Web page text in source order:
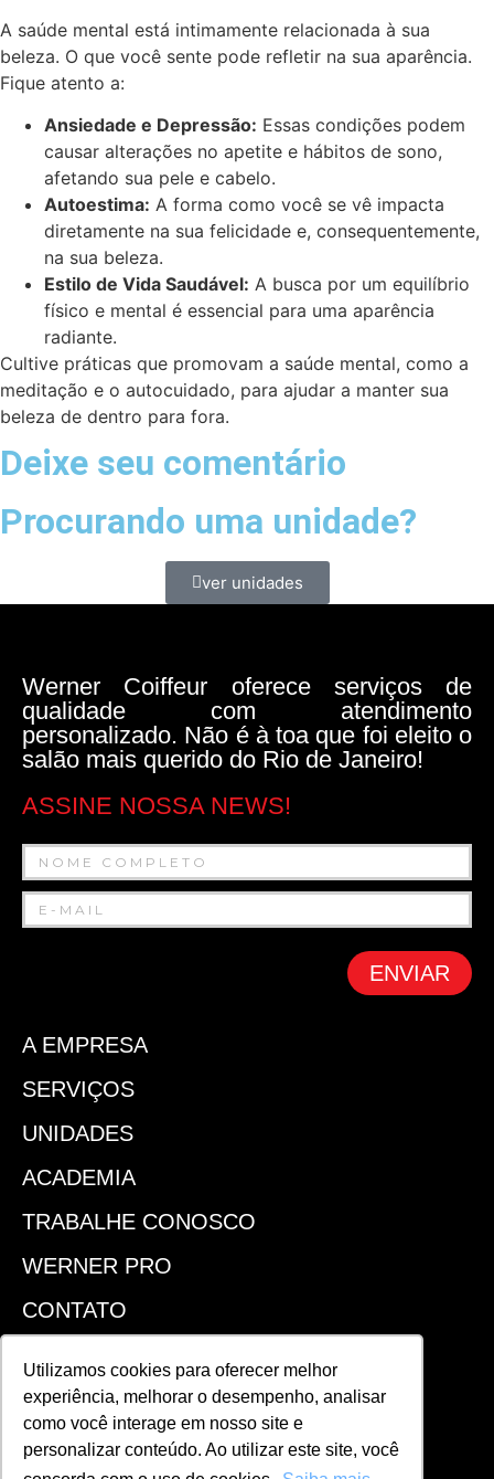
Utilizamos cookies para oferecer melhor
experiência, melhorar o desempenho, analisar
como você interage em nosso site e
personalizar conteúdo. Ao utilizar este site, você
A saúde mental está intimamente relacionada à sua
beleza. O que você sente pode refletir na sua aparência.
Fique atento a:
Ansiedade e Depressão: Essas condições podem
causar alterações no apetite e hábitos de sono,
afetando sua pele e cabelo.
Autoestima: A forma como você se vê impacta
diretamente na sua felicidade e, consequentemente,
na sua beleza.
Estilo de Vida Saudável: A busca por um equilíbrio
físico e mental é essencial para uma aparência
radiante.
Cultive práticas que promovam a saúde mental, como a
meditação e o autocuidado, para ajudar a manter sua
beleza de dentro para fora.
Deixe seu comentário
Procurando uma unidade?
ver unidades
Werner Coiffeur oferece serviços de
qualidade com atendimento
personalizado. Não é à toa que foi eleito o
salão mais querido do Rio de Janeiro!
ASSINE NOSSA NEWS!
ENVIAR
A EMPRESA
SERVIÇOS
UNIDADES
ACADEMIA
TRABALHE CONOSCO
WERNER PRO
CONTATO
ACOMPANHE!